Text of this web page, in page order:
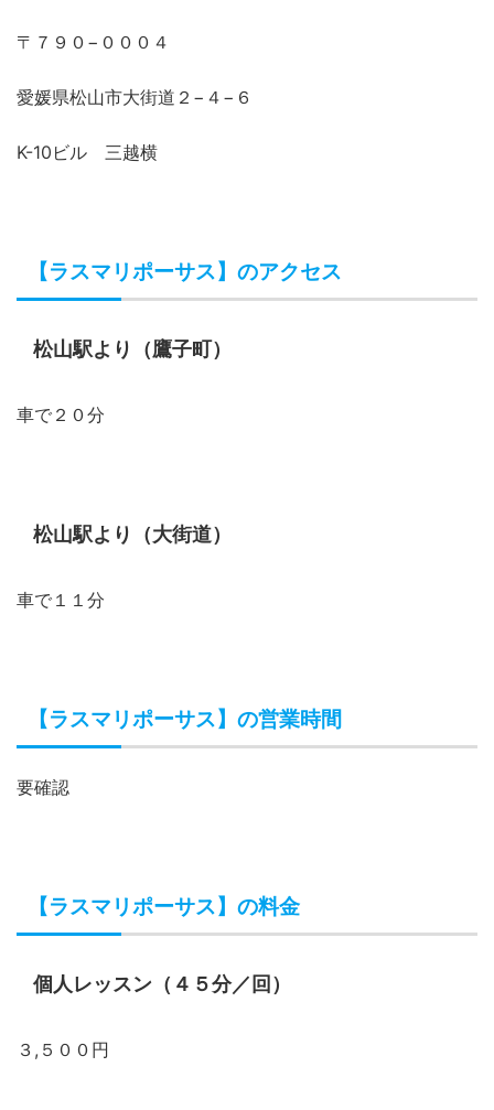
〒７９０−０００４
愛媛県松山市大街道２−４−６
K-10ビル 三越横
【ラスマリポーサス】のアクセス
松山駅より（鷹子町）
車で２０分
松山駅より（大街道）
車で１１分
【ラスマリポーサス】の営業時間
要確認
【ラスマリポーサス】の料金
個人レッスン（４５分／回）
３,５００円